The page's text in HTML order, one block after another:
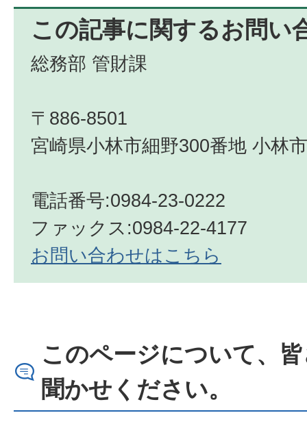
この記事に関するお問い
総務部 管財課
〒886-8501
宮崎県小林市細野300番地 小林
電話番号:0984-23-0222
ファックス:0984-22-4177
お問い合わせはこちら
このページについて、
聞かせください。